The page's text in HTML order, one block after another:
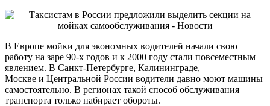
В Европе мойки для экономных водителей начали свою
работу на заре 90-х годов и к 2000 году стали повсеместным
явлением. В Санкт-Петербурге, Калининграде,
Москве и Центральной России водители давно моют машины
самостоятельно. В регионах такой способ обслуживания
транспорта только набирает обороты.